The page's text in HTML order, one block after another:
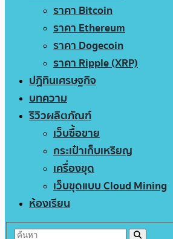
ราคา Bitcoin
ราคา Ethereum
ราคา Dogecoin
ราคา Ripple (XRP)
ปฏิทินเศรษฐกิจ
บทความ
รีวิวผลิตภัณฑ์
เว็บซื้อขาย
กระเป๋าเก็บเหรียญ
เครื่องขุด
เว็บขุดแบบ Cloud Mining
ห้องเรียน